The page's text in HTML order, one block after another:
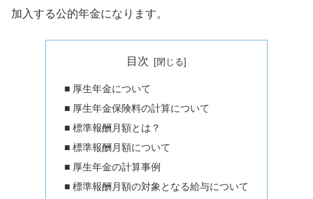
加入する公的年金になります。
目次
■ 厚生年金について
■ 厚生年金保険料の計算について
■ 標準報酬月額とは？
■ 標準報酬月額について
■ 厚生年金の計算事例
■ 標準報酬月額の対象となる給与について